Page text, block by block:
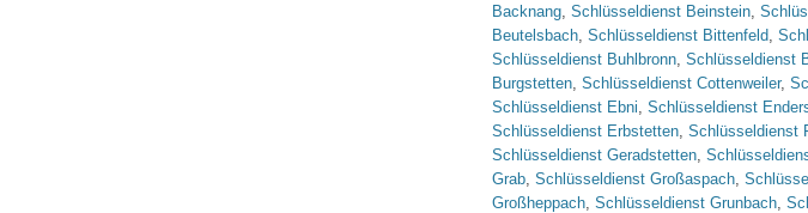
Backnang, Schlüsseldienst Beinstein,
Beutelsbach, Schlüsseldienst Bittenfeld,
Schlüsseldienst Buhlbronn, Schlüsseldienst
Burgstetten, Schlüsseldienst Cottenweiler,
Schlüsseldienst Ebni, Schlüsseldienst
Schlüsseldienst Erbstetten, Schlüsseldienst
Schlüsseldienst Geradstetten,
Grab, Schlüsseldienst Großaspach,
Großheppach, Schlüsseldienst Grunbach,